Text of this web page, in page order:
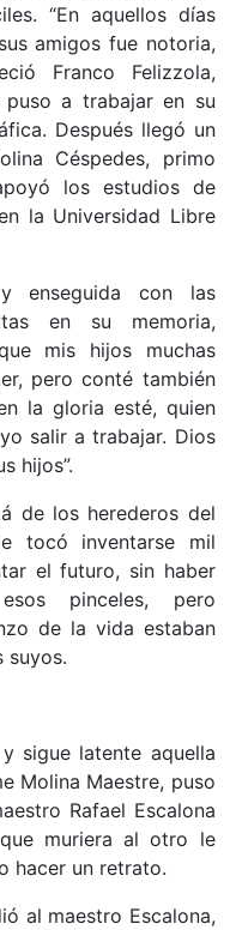
“En aquellos días
amigos fue notoria,
Franco Felizzola,
a trabajar en su
Después llegó un
Céspedes, primo
los estudios de
la Universidad Libre
enseguida con las
en su memoria,
mis hijos muchas
pero conté también
la gloria esté, quien
salir a trabajar. Dios
hijos”.
de los herederos del
tocó inventarse mil
el futuro, sin haber
pinceles, pero
de la vida estaban
suyos.
sigue latente aquella
Molina Maestre, puso
Rafael Escalona
muriera al otro le
hacer un retrato.
al maestro Escalona,